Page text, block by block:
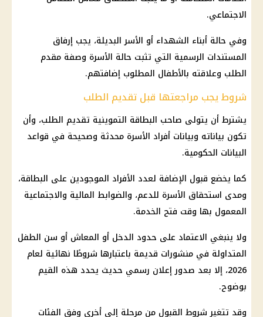
الاجتماعي.
وفي حالة أبناء الشهداء أو الأسر البديلة، يجب إرفاق
المستندات الرسمية التي تثبت حالة الأسرة وصفة مقدم
الطلب وعلاقته بالأطفال المطلوب إضافتهم.
شروط يجب مراجعتها قبل تقديم الطلب
يشترط أن يتولى صاحب البطاقة التموينية تقديم الطلب، وأن
تكون بياناته وبيانات أفراد الأسرة محدثة وصحيحة في قواعد
البيانات الحكومية.
كما يخضع قبول الإضافة لعدد الأفراد الموجودين على البطاقة،
ومدى استحقاق الأسرة للدعم، والضوابط المالية والاجتماعية
المعمول بها وقت فتح الخدمة.
ولا ينبغي الاعتماد على حدود الدخل أو المعاش أو سن الطفل
المتداولة في منشورات قديمة باعتبارها شروطًا نهائية لعام
2026، إلا بعد صدور إعلان رسمي حديث يحدد هذه القيم
بوضوح.
وقد تتغير شروط القبول من مرحلة إلى أخرى وفق الفئات